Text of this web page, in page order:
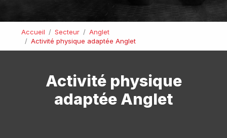
Accueil Secteur
Anglet
Activité physique adaptée Anglet
Activité physique
adaptée Anglet